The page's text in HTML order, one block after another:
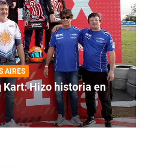
AIRES
Kart: Hizo historia en